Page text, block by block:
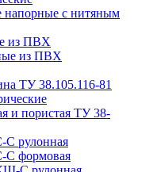
напорные с нитяным
из ПВХ
из ПВХ
ТУ 38.105.116-81
и пористая ТУ 38-
С рулонная
С формовая